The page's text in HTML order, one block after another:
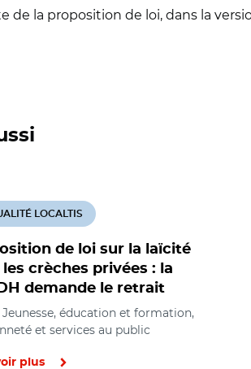
de la proposition de loi, dans la
de loi sur la laïcité
les crèches privées : la
demande le retrait
LOCALTIS
Jeunesse, éducation et formation,
et services au public
plus